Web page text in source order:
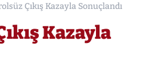
Çıkış Kazayla Sonuçlandı
Kazayla